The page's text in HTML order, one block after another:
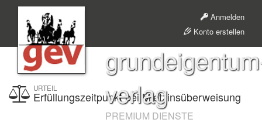
Anmelden
Konto erstellen
verlag
PREMIUM DIENSTE
URTEIL
Erfüllungszeitpunkt bei Mietzinsüberweisung